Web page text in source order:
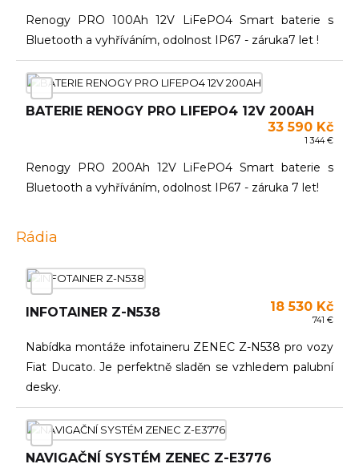
Renogy PRO 100Ah 12V LiFePO4 Smart baterie s
Bluetooth a vyhříváním, odolnost IP67 - záruka7 let !
BATERIE RENOGY PRO LIFEPO4 12V 200AH
33 590 Kč
1 344 €
Renogy PRO 200Ah 12V LiFePO4 Smart baterie s
Bluetooth a vyhříváním, odolnost IP67 - záruka 7 let!
Rádia
INFOTAINER Z-N538 18 530 Kč
741 €
Nabídka montáže infotaineru ZENEC Z-N538 pro vozy
Fiat Ducato. Je perfektně sladěn se vzhledem palubní
desky.
NAVIGAČNÍ SYSTÉM ZENEC Z-E3776